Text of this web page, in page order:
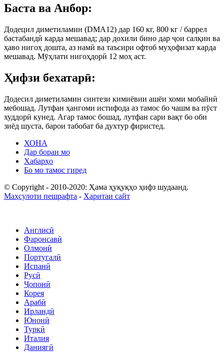
Баста ва Анбор:
Додецил диметиламин (DMA12) дар 160 кг, 800 кг / баррел
бастабандӣ карда мешавад; дар дохили бино дар ҷои салқин ва
ҳаво нигоҳ дошта, аз намӣ ва таъсири офтоб муҳофизат карда
мешавад. Мӯҳлати нигоҳдорӣ 12 моҳ аст.
Ҳифзи бехатарӣ:
Додесил диметиламин синтези кимиёвии ашёи хоми мобайнӣ
мебошад. Лутфан ҳангоми истифода аз тамос бо чашм ва пӯст
худдорӣ кунед. Агар тамос бошад, лутфан сари вақт бо оби
зиёд шуста, барои табобат ба духтур фиристед.
ХОНА
Дар бораи мо
Хабарҳо
Бо мо тамос гиред
© Copyright - 2010-2020: Ҳама ҳуқуқҳо ҳифз шудаанд.
Маҳсулоти пешрафта - Харитаи сайт
Англисӣ
Фаронсавӣ
Олмонӣ
Португалӣ
Испанӣ
Русӣ
Ҷопонӣ
Корея
Арабӣ
Ирландӣ
Юнонӣ
Туркӣ
Италия
Даниягӣ